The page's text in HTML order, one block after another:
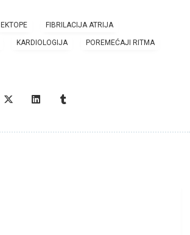
EKTOPE FIBRILACIJA ATRIJA
KARDIOLOGIJA POREMEĆAJI RITMA